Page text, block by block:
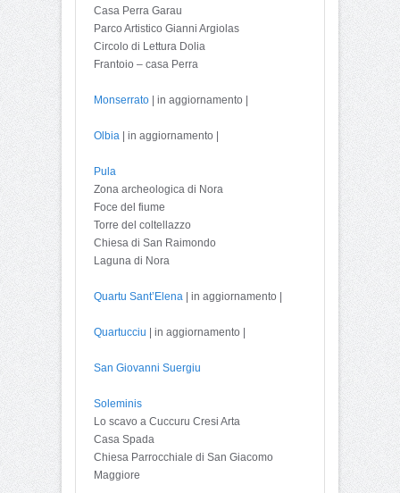
Casa Perra Garau
Parco Artistico Gianni Argiolas
Circolo di Lettura Dolia
Frantoio – casa Perra
Monserrato | in aggiornamento |
Olbia | in aggiornamento |
Pula
Zona archeologica di Nora
Foce del fiume
Torre del coltellazzo
Chiesa di San Raimondo
Laguna di Nora
Quartu Sant’Elena | in aggiornamento |
Quartucciu | in aggiornamento |
San Giovanni Suergiu
Soleminis
Lo scavo a Cuccuru Cresi Arta
Casa Spada
Chiesa Parrocchiale di San Giacomo
Maggiore